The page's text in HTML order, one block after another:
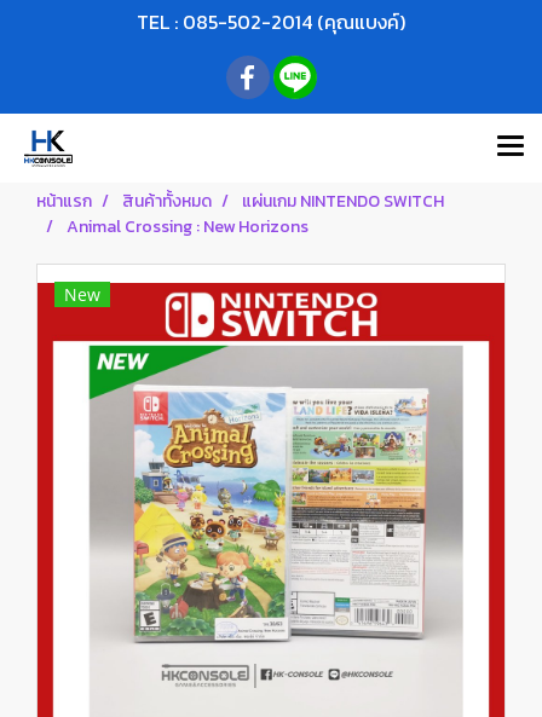
TEL : 085-502-2014 (คุณแบงค์)
หน้าแรก สินค้าทั้งหมด
แผ่นเกม NINTENDO SWITCH
Animal Crossing : New Horizons
New